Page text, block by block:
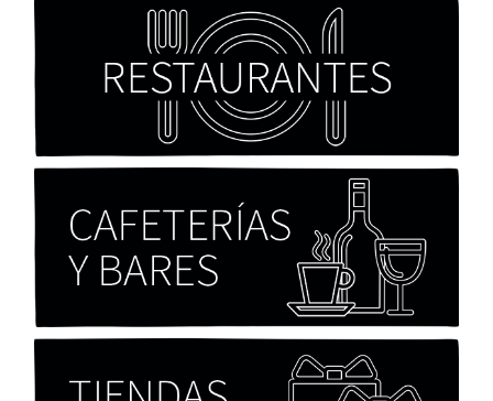
Cocaína Negra de Cristóbal Valenzuela Berríos
Paloma Pulisci
Chicas tristes de Fernanda Tovar